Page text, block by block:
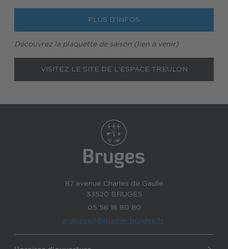
PLUS D'INFOS
Découvrez la plaquette de saison (lien à venir)
VISITEZ LE SITE DE L'ESPACE TREULON
87 avenue Charles de Gaulle
33520 BRUGES
05 56 16 80 80
e-accueil@mairie-bruges.fr